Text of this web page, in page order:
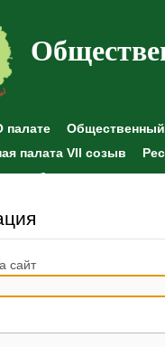
палате Общественный
палата VII созыв
наблюдения
сайт